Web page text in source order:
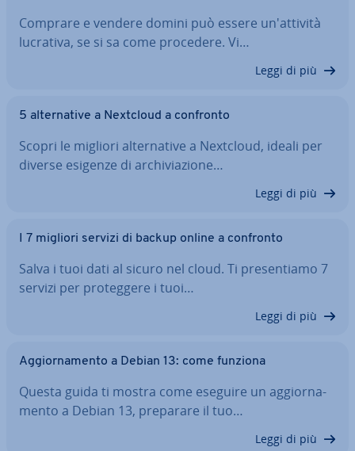
Comprare e vendere domini può essere un'at­ti­vi­tà
lucrativa, se si sa come procedere. Vi…
Leggi di più
5 al­ter­na­ti­ve a Nextcloud a confronto
Scopri le migliori al­ter­na­ti­ve a Nextcloud, ideali per
diverse esigenze di ar­chi­via­zio­ne…
Leggi di più
I 7 migliori servizi di backup online a confronto
Salva i tuoi dati al sicuro nel cloud. Ti pre­sen­tia­mo 7
servizi per pro­teg­ge­re i tuoi…
Leggi di più
Ag­gior­na­men­to a Debian 13: come funziona
Questa guida ti mostra come eseguire un ag­gior­na­
men­to a Debian 13, preparare il tuo…
Leggi di più